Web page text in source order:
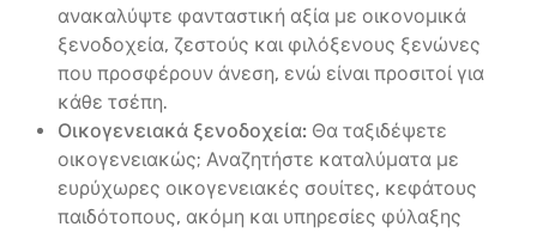
ανακαλύψτε φανταστική αξία με οικονομικά
ξενοδοχεία, ζεστούς και φιλόξενους ξενώνες
που προσφέρουν άνεση, ενώ είναι προσιτοί για
κάθε τσέπη.
Οικογενειακά ξενοδοχεία: Θα ταξιδέψετε
οικογενειακώς; Αναζητήστε καταλύματα με
ευρύχωρες οικογενειακές σουίτες, κεφάτους
παιδότοπους, ακόμη και υπηρεσίες φύλαξης